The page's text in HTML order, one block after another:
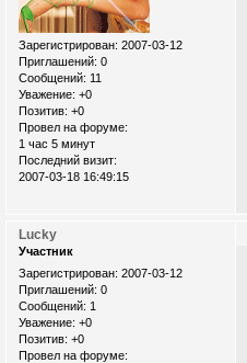
Зарегистрирован: 2007-03-12
Приглашений: 0
Сообщений: 11
Уважение: +0
Позитив: +0
Провел на форуме:
1 час 5 минут
Последний визит:
2007-03-18 16:49:15
Lucky
Участник
Зарегистрирован: 2007-03-12
Приглашений: 0
Сообщений: 1
Уважение: +0
Позитив: +0
Провел на форуме: